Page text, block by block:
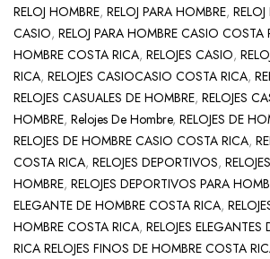
RELOJ HOMBRE, RELOJ PARA HOMBRE,
CASIO, RELOJ PARA HOMBRE CASIO COSTA
HOMBRE COSTA RICA, RELOJES CASIO,
RICA, RELOJES CASIOCASIO COSTA RICA,
RELOJES CASUALES DE HOMBRE, RELOJES
HOMBRE, Relojes De Hombre, RELOJES DE
RELOJES DE HOMBRE CASIO COSTA RICA,
COSTA RICA, RELOJES DEPORTIVOS,
HOMBRE, RELOJES DEPORTIVOS PARA
ELEGANTE DE HOMBRE COSTA RICA,
HOMBRE COSTA RICA, RELOJES
RICA RELOJES FINOS DE HOMBRE COSTA